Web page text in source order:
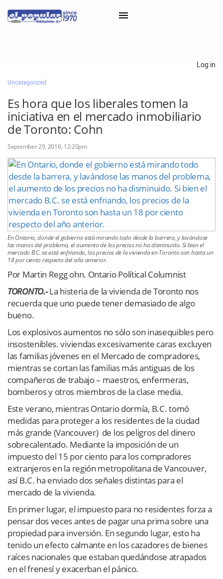
Classifieds
Categorías
Iniciar sesión con Clascal
Log in
Uncategorized
Es hora que los liberales tomen la
iniciativa en el mercado inmobiliario
de Toronto: Cohn
September 29, 2016, 12:20pm
En Ontario, donde el gobierno está mirando todo desde la barrera, y lavándose
las manos del problema, el aumento de los precios no ha disminuido. Si bien el
mercado B.C. se está enfriando, los precios de la vivienda en Toronto son hasta un
18 por ciento respecto del año anterior.
Por Martin Regg ohn. Ontario Polítical Columnist
TORONTO.- La histeria de la vivienda de Toronto nos
recuerda que uno puede tener demasiado de algo
bueno.
Los explosivos aumentos no sólo son inasequibles pero
insostenibles. viviendas excesivamente caras excluyen
las familias jóvenes en el Mercado de compradores,
mientras se cortan las familias más antiguas de los
compañeros de trabajo – maestros, enfermeras,
bomberos y otros miembros de la clase media.
Este verano, mientras Ontario dormía, B.C. tomó
medidas para proteger a los residentes de la ciudad
más grande (Vancouver) de los peligros del dinero
sobrecalentado. Mediante la imposición de un
impuesto del 15 por ciento para los compradores
extranjeros en la región metropolitana de Vancouver,
así B.C. ha enviado dos señales distintas para el
mercado de la vivienda.
En primer lugar, el impuesto para no residentes forza a
pensar dos veces antes de pagar una prima sobre una
propiedad para inversión. En segundo lugar, esto ha
tenido un efecto calmante en los cazadores de bienes
raíces nacionales que estaban quedándose atrapados
en el frenesí y exacerban el pánico.